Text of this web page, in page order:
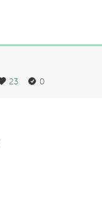
23 0